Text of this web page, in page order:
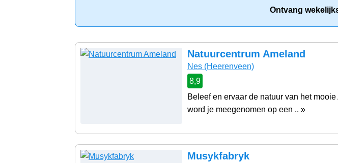
Ontvang
Natuurcentrum Ameland
Nes (Heerenveen)
8,9
Beleef en ervaar de natuur van het
word je meegenomen op een .. »
Musykfabryk